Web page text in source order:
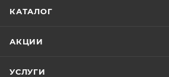
КАТАЛОГ
АКЦИИ
УСЛУГИ